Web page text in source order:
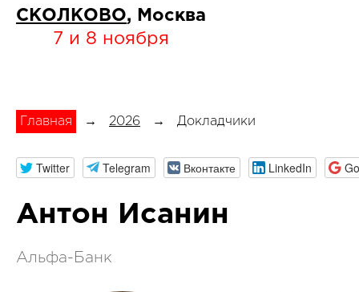
СКОЛКОВО, Москва
7 и 8 ноября
Главная → 2026 → Докладчики
Twitter Telegram Вконтакте LinkedIn
Антон Исанин
Альфа-Банк